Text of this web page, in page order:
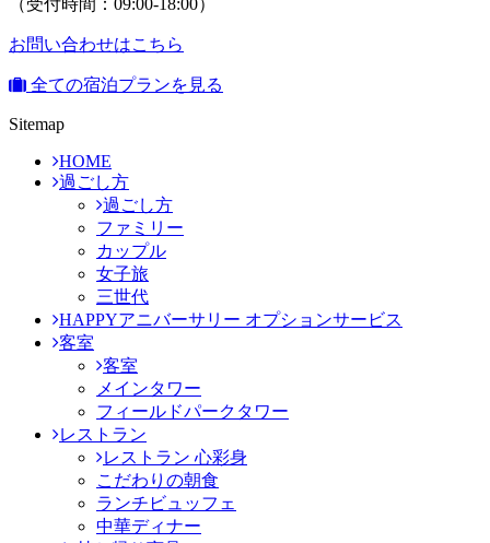
お問い合わせはこちら
全ての宿泊プランを見る
Sitemap
HOME
過ごし方
過ごし方
ファミリー
カップル
女子旅
三世代
HAPPYアニバーサリー オプションサービス
客室
客室
メインタワー
フィールドパークタワー
レストラン
レストラン 心彩身
こだわりの朝食
ランチビュッフェ
中華ディナー